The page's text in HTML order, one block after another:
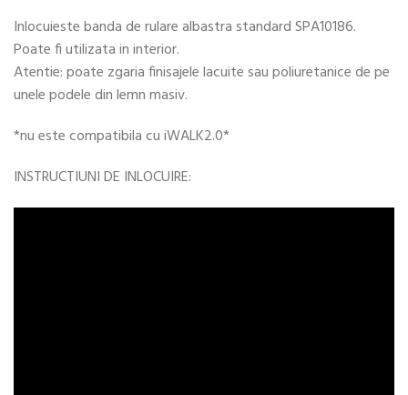
Inlocuieste banda de rulare albastra standard SPA10186.
Poate fi utilizata in interior.
Atentie: poate zgaria finisajele lacuite sau poliuretanice de pe
unele podele din lemn masiv.
*nu este compatibila cu iWALK2.0*
INSTRUCTIUNI DE INLOCUIRE: